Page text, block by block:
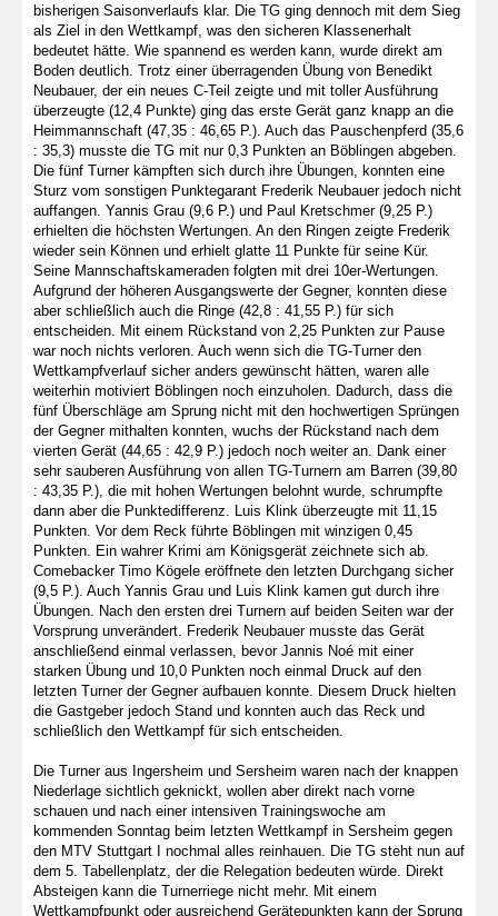
bisherigen Saisonverlaufs klar. Die TG ging dennoch mit dem Sieg
als Ziel in den Wettkampf, was den sicheren Klassenerhalt
bedeutet hätte. Wie spannend es werden kann, wurde direkt am
Boden deutlich. Trotz einer überragenden Übung von Benedikt
Neubauer, der ein neues C-Teil zeigte und mit toller Ausführung
überzeugte (12,4 Punkte) ging das erste Gerät ganz knapp an die
Heimmannschaft (47,35 : 46,65 P.). Auch das Pauschenpferd (35,6
: 35,3) musste die TG mit nur 0,3 Punkten an Böblingen abgeben.
Die fünf Turner kämpften sich durch ihre Übungen, konnten eine
Sturz vom sonstigen Punktegarant Frederik Neubauer jedoch nicht
auffangen. Yannis Grau (9,6 P.) und Paul Kretschmer (9,25 P.)
erhielten die höchsten Wertungen. An den Ringen zeigte Frederik
wieder sein Können und erhielt glatte 11 Punkte für seine Kür.
Seine Mannschaftskameraden folgten mit drei 10er-Wertungen.
Aufgrund der höheren Ausgangswerte der Gegner, konnten diese
aber schließlich auch die Ringe (42,8 : 41,55 P.) für sich
entscheiden. Mit einem Rückstand von 2,25 Punkten zur Pause
war noch nichts verloren. Auch wenn sich die TG-Turner den
Wettkampfverlauf sicher anders gewünscht hätten, waren alle
weiterhin motiviert Böblingen noch einzuholen. Dadurch, dass die
fünf Überschläge am Sprung nicht mit den hochwertigen Sprüngen
der Gegner mithalten konnten, wuchs der Rückstand nach dem
vierten Gerät (44,65 : 42,9 P.) jedoch noch weiter an. Dank einer
sehr sauberen Ausführung von allen TG-Turnern am Barren (39,80
: 43,35 P.), die mit hohen Wertungen belohnt wurde, schrumpfte
dann aber die Punktedifferenz. Luis Klink überzeugte mit 11,15
Punkten. Vor dem Reck führte Böblingen mit winzigen 0,45
Punkten. Ein wahrer Krimi am Königsgerät zeichnete sich ab.
Comebacker Timo Kögele eröffnete den letzten Durchgang sicher
(9,5 P.). Auch Yannis Grau und Luis Klink kamen gut durch ihre
Übungen. Nach den ersten drei Turnern auf beiden Seiten war der
Vorsprung unverändert. Frederik Neubauer musste das Gerät
anschließend einmal verlassen, bevor Jannis Noé mit einer
starken Übung und 10,0 Punkten noch einmal Druck auf den
letzten Turner der Gegner aufbauen konnte. Diesem Druck hielten
die Gastgeber jedoch Stand und konnten auch das Reck und
schließlich den Wettkampf für sich entscheiden.
Die Turner aus Ingersheim und Sersheim waren nach der knappen
Niederlage sichtlich geknickt, wollen aber direkt nach vorne
schauen und nach einer intensiven Trainingswoche am
kommenden Sonntag beim letzten Wettkampf in Sersheim gegen
den MTV Stuttgart I nochmal alles reinhauen. Die TG steht nun auf
dem 5. Tabellenplatz, der die Relegation bedeuten würde. Direkt
Absteigen kann die Turnerriege nicht mehr. Mit einem
Wettkampfpunkt oder ausreichend Gerätepunkten kann der Sprung